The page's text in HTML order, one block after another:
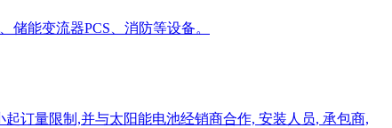
能变流器PCS、消防等设备。
订量限制,并与太阳能电池经销商合作, 安装人员, 承包商,